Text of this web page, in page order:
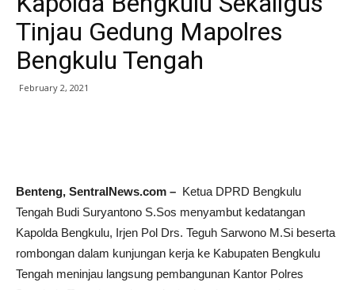
Tinjau Gedung Mapolres
Bengkulu Tengah
February 2, 2021
Benteng, SentralNews.com – Ketua DPRD Bengkulu
Tengah Budi Suryantono S.Sos menyambut kedatangan
Kapolda Bengkulu, Irjen Pol Drs. Teguh Sarwono M.Si beserta
rombongan dalam kunjungan kerja ke Kabupaten Bengkulu
Tengah meninjau langsung pembangunan Kantor Polres